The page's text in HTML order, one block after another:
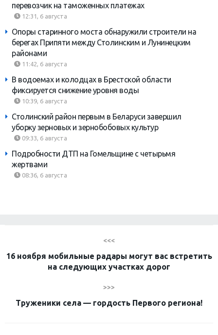
перевозчик на таможенных платежах
12:31, 6 августа
Опоры старинного моста обнаружили строители на
берегах Припяти между Столинским и Лунинецким
районами
11:42, 6 августа
В водоемах и колодцах в Брестской области
фиксируется снижение уровня воды
10:39, 6 августа
Столинский район первым в Беларуси завершил
уборку зерновых и зернобобовых культур
09:33, 6 августа
Подробности ДТП на Гомельщине с четырьмя
жертвами
08:36, 6 августа
<<<
16 ноября мобильные радары могут вас встретить
на следующих участках дорог
>>>
Труженики села — гордость Первого региона!